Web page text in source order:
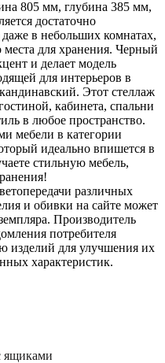
805 мм, глубина 385 мм,
достаточно
в небольших комнатах,
места для хранения. Черный
и делает модель
для интерьеров в
Этот стеллаж
кабинета, спальни
в любое пространство.
мебели в категории
идеально впишется в
стильную мебель,
различных
и обивки на сайте может
Производитель
потребителя
изделий для улучшения их
характеристик.
ящиками